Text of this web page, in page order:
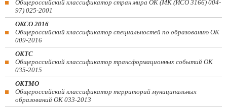
Общероссийский классификатор стран мира ОК (МК (ИСО 3166) 004-
97) 025-2001
ОКСО 2016
Общероссийский классификатор специальностей по образованию ОК
009-2016
ОКТС
Общероссийский классификатор трансформационных событий ОК
035-2015
ОКТМО
Общероссийский классификатор территорий муниципальных
образований ОК 033-2013